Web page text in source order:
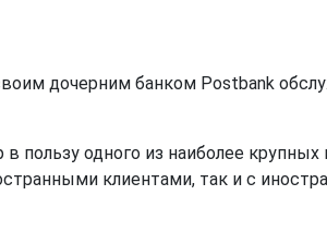
дочерним банком Postbank
пользу одного из наиболее крупных
клиентами, так и с